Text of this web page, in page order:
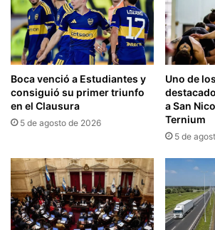
Boca venció a Estudiantes y
consiguió su primer triunfo
en el Clausura
5 de agosto de 2026
Uno de
a San
Ternium
5 de